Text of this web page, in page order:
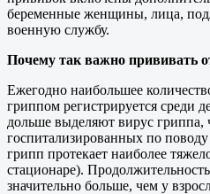
беременные женщины, лица,
военную службу.
Почему так важно прививать
Ежегодно наибольшее
гриппом регистрируется среди
дольше выделяют вирус гриппа,
госпитализированных по
грипп протекает наиболее
стационаре).
значительно больше, чем у